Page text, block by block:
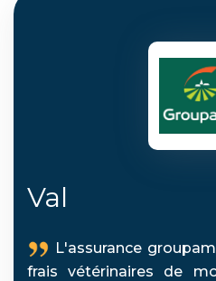
Val
L'assurance
frais vétérinaires de